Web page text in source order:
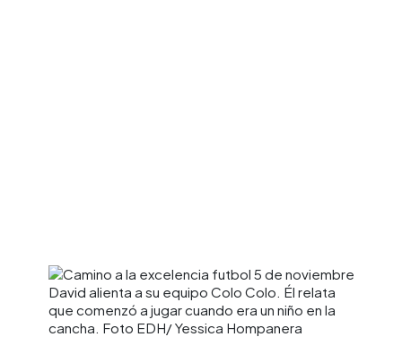
David alienta a su equipo Colo Colo. Él relata
que comenzó a jugar cuando era un niño en la
cancha. Foto EDH/ Yessica Hompanera